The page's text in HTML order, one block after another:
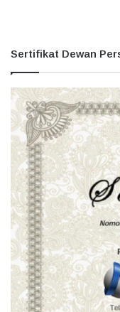
Sertifikat Dewan